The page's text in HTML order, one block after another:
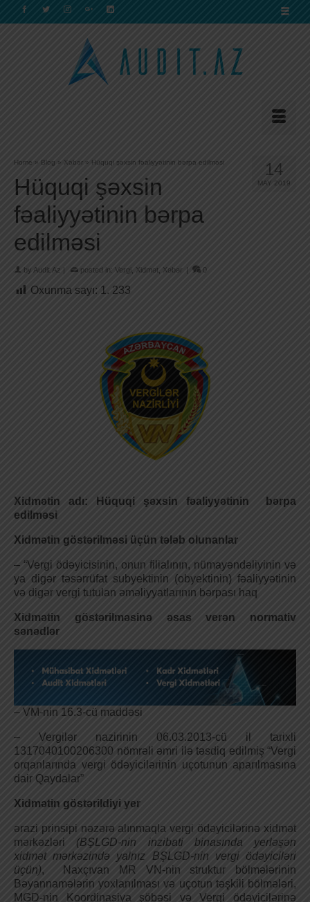
14
MAY 2019
Home » Blog » Xəbər » Hüquqi şəxsin fəaliyyətinin bərpa edilməsi
Hüquqi şəxsin
fəaliyyətinin bərpa
edilməsi
by Audit.Az | posted in: Vergi Xidmət Xəbər | 0
Oxunma sayı: 1. 233
Xidmətin adı: Hüquqi şəxsin fəaliyyətinin bərpa
edilməsi
Xidmətin göstərilməsi üçün tələb olunanlar
– “Vergi ödəyicisinin, onun filialının, nümayəndəliyinin və
ya digər təsərrüfat subyektinin (obyektinin) fəaliyyətinin
və digər vergi tutulan əməliyyatlarının bərpası haq
Xidmətin göstərilməsinə əsas verən normativ
sənədlər
– VM-nin 16.3-cü maddəsi
– Vergilər nazirinin 06.03.2013-cü il tarixli
1317040100206300 nömrəli əmri ilə təsdiq edilmiş “Vergi
orqanlarında vergi ödəyicilərinin uçotunun aparılmasına
dair Qaydalar”
Xidmətin göstərildiyi yer
ərazi prinsipi nəzərə alınmaqla vergi ödəyicilərinə xidmət
mərkəzləri (BŞLGD-nin inzibati binasında yerləşən
xidmət mərkəzində yalnız BŞLGD-nin vergi ödəyiciləri
üçün), Naxçıvan MR VN-nin struktur bölmələrinin
Bəyannamələrin yoxlanılması və uçotun təşkili bölmələri,
MGD-nin Koordinasiya şöbəsi və Vergi ödəyicilərinə